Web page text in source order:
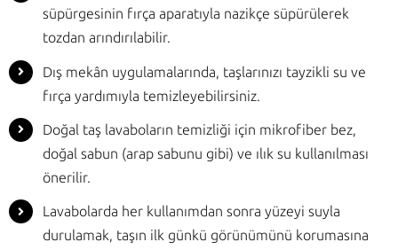
süpürgesinin fırça aparatıyla nazikçe süpürülerek
tozdan arındırılabilir.
Dış mekân uygulamalarında, taşlarınızı tayzikli su ve
fırça yardımıyla temizleyebilirsiniz.
Doğal taş lavaboların temizliği için mikrofiber bez,
doğal sabun (arap sabunu gibi) ve ılık su kullanılması
önerilir.
Lavabolarda her kullanımdan sonra yüzeyi suyla
durulamak, taşın ilk günkü görünümünü korumasına